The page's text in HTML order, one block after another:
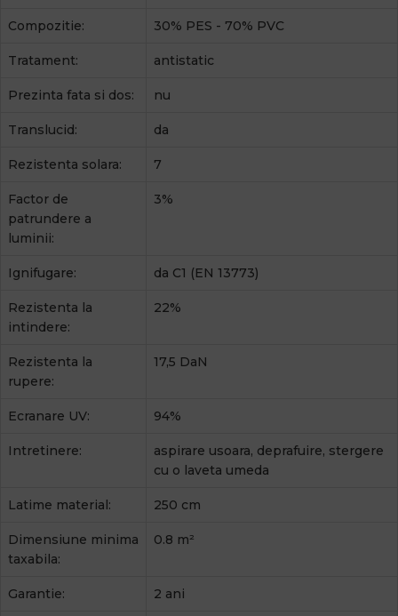
Compozitie: 30% PES - 70% PVC
Tratament: antistatic
Prezinta fata si dos: nu
Translucid: da
Rezistenta solara: 7
Factor de
patrundere a
luminii:
3%
Ignifugare: da C1 (EN 13773)
Rezistenta la
intindere:
22%
Rezistenta la
rupere:
17,5 DaN
Ecranare UV: 94%
Intretinere:
aspirare usoara, deprafuire, stergere
cu o laveta umeda
Latime material: 250 cm
Dimensiune minima
taxabila:
0.8 m²
Garantie: 2 ani